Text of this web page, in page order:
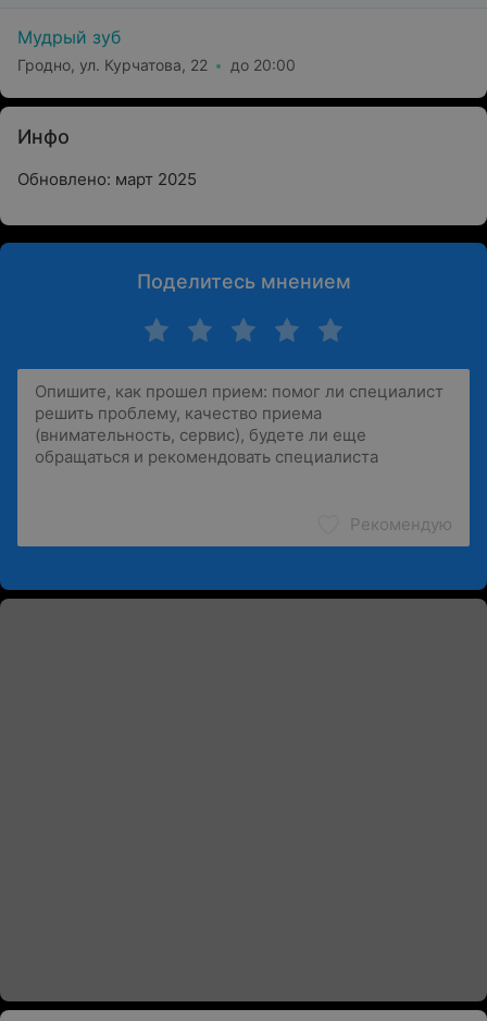
Мудрый зуб
Гродно, ул. Курчатова, 22 до 20:00
Инфо
Обновлено: март 2025
Поделитесь мнением
Рекомендую